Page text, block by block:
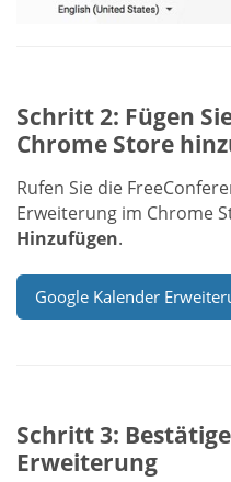
Schritt 2: Fügen
Chrome Store
Rufen Sie die
Erweiterung im Chrome
Hinzufügen.
Google Kalender
Schritt 3:
Erweiterung